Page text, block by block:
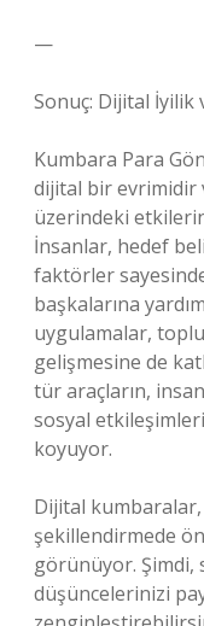
—
Sonuç: Dijital İyilik
Kumbara Para
dijital bir evrimidir
üzerindeki
İnsanlar, hedef
faktörler
başkalarına
uygulamalar,
gelişmesine de
tür araçların,
sosyal
koyuyor.
Dijital kumbaralar,
şekillendirmede
görünüyor. Şimdi,
düşüncelerinizi